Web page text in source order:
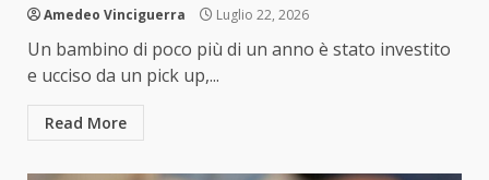
Amedeo Vinciguerra Luglio 22, 2026
Un bambino di poco più di un anno è stato investito
e ucciso da un pick up,...
Read More